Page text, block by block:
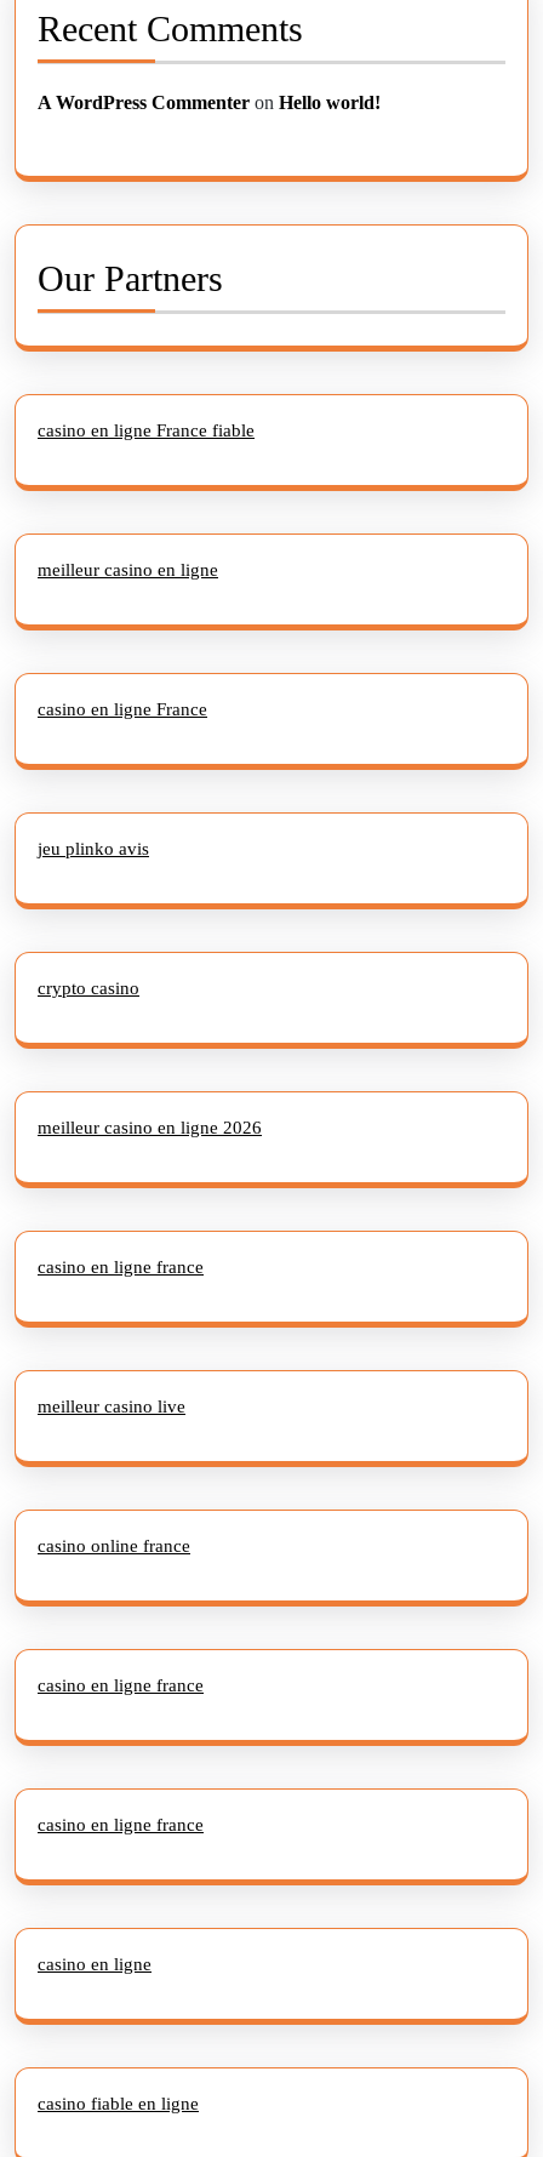
Recent Comments
A WordPress Commenter on Hello world!
Our Partners
casino en ligne France fiable
meilleur casino en ligne
casino en ligne France
jeu plinko avis
crypto casino
meilleur casino en ligne 2026
casino en ligne france
meilleur casino live
casino online france
casino en ligne france
casino en ligne france
casino en ligne
casino fiable en ligne